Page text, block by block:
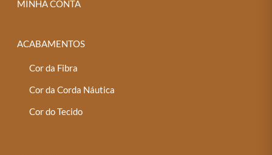
MINHA CONTA
ACABAMENTOS
Cor da Fibra
Cor da Corda Náutica
Cor do Tecido